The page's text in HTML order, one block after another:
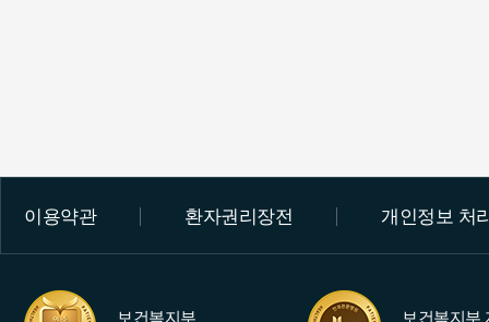
이용약관 환자권리장전 개인정보 처
보건복지부
보건복지부